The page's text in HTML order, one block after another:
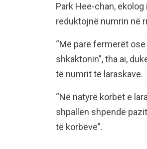
Park Hee-chan,
reduktojnë numrin në
“Më parë fermerët
shkaktonin”, tha ai,
të numrit të laraskave.
“Në natyrë korbët e
shpallën shpendë
të korbëve”.